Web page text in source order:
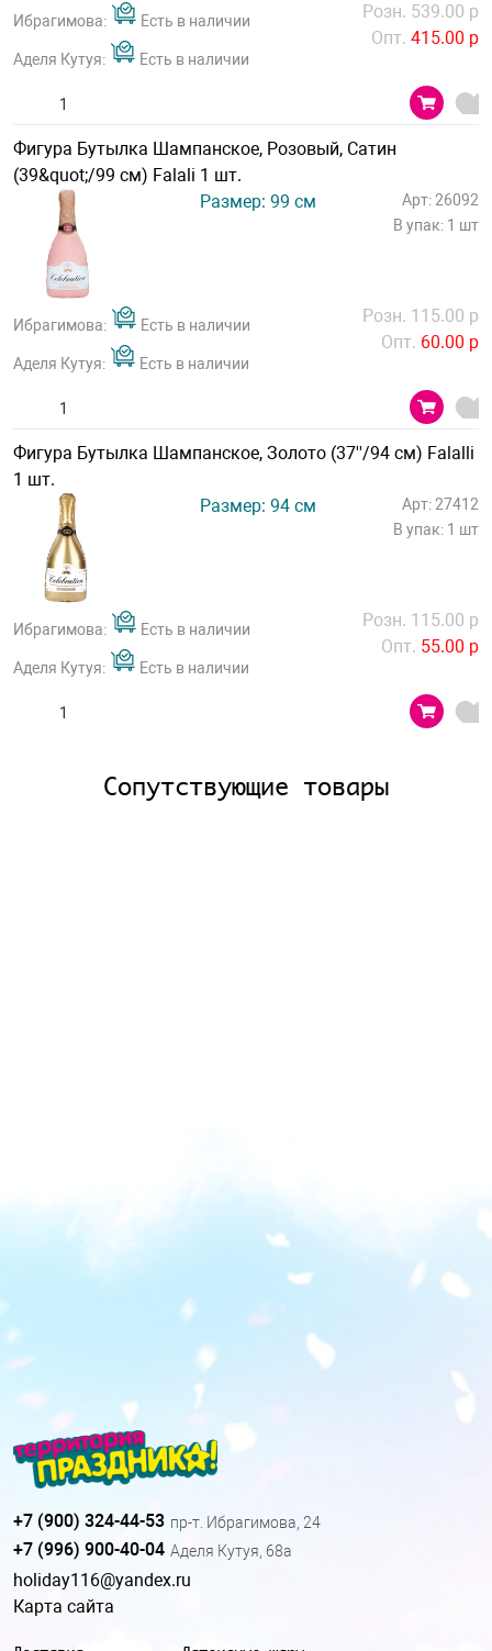
Ибрагимова: Есть в наличии
Аделя Кутуя: Есть в наличии
Розн. 539.00 р
Опт. 415.00 р
Фигура Бутылка Шампанское, Розовый, Сатин
(39&quot;/99 см) Falali 1 шт.
Размер: 99 см
Арт: 26092
В упак: 1 шт
Ибрагимова: Есть в наличии
Аделя Кутуя: Есть в наличии
Розн. 115.00 р
Опт. 60.00 р
Фигура Бутылка Шампанское, Золото (37''/94 см) Falalli
1 шт.
Размер: 94 см
Арт: 27412
В упак: 1 шт
Ибрагимова: Есть в наличии
Аделя Кутуя: Есть в наличии
Розн. 115.00 р
Опт. 55.00 р
Сопутствующие товары
+7 (900) 324-44-53 пр-т. Ибрагимова, 24
+7 (996) 900-40-04 Аделя Кутуя, 68а
holiday116@yandex.ru
Карта сайта